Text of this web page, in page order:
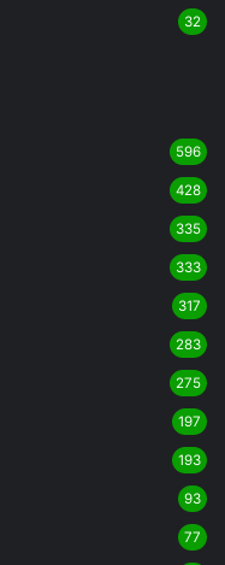
32
596
428
335
333
317
283
275
197
193
93
77